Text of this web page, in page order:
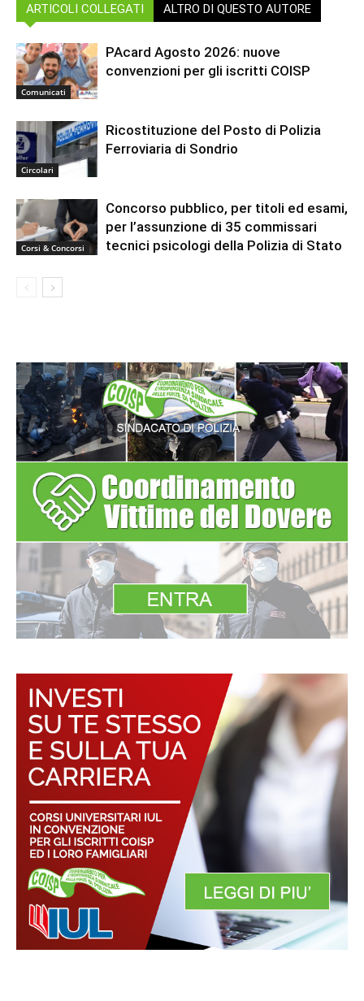
ARTICOLI COLLEGATI ALTRO DI QUESTO AUTORE
Comunicati
PAcard Agosto 2026: nuove
convenzioni per gli iscritti COISP
Circolari
Ricostituzione del Posto di Polizia
Ferroviaria di Sondrio
Corsi & Concorsi
Concorso pubblico, per titoli ed esami,
per l’assunzione di 35 commissari
tecnici psicologi della Polizia di Stato